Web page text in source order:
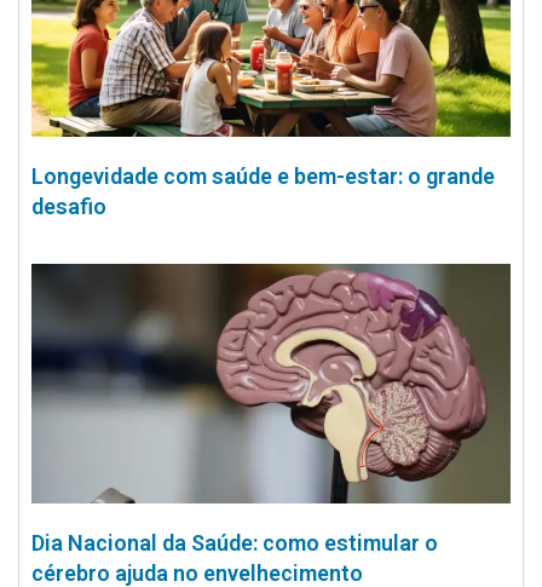
Longevidade com saúde e bem-estar: o grande
desafio
Dia Nacional da Saúde: como estimular o
cérebro ajuda no envelhecimento